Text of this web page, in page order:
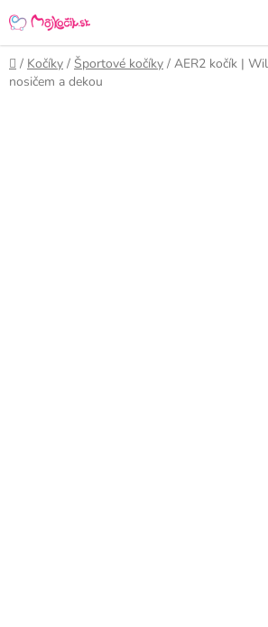
na
obsah
Domov
/ Kočíky / Športové kočíky / AER2 kočík |
nosičem a dekou